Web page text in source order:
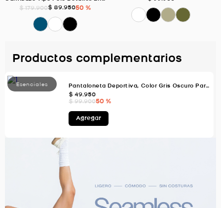
$ 179.900$ 89.95050 %
Productos complementarios
Pantaloneta Deportiva, Color Gris Oscuro Para Hombre
$ 49.950
$ 99.90050 %
Agregar